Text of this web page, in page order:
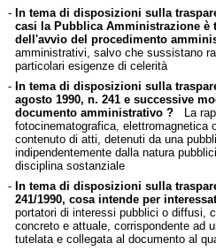
- In tema di disposizioni sulla
casi la Pubblica Amministrazione è
dell'avvio del procedimento
amministrativi, salvo che sussistano
particolari esigenze di celerità
- In tema di disposizioni sulla
agosto 1990, n. 241 e successive
documento amministrativo ?La
fotocinematografica, elettromagnetica
contenuto di atti, detenuti da una
indipendentemente dalla natura
disciplina sostanziale
- In tema di disposizioni sulla
241/1990, cosa intende per
portatori di interessi pubblici o diffusi,
concreto e attuale, corrispondente ad
tutelata e collegata al documento al